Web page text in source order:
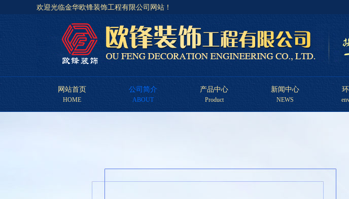
欢迎光临金华欧锋装饰工程有限公司网站！
网站首页
HOME
公司简介
ABOUT
产品中心
Product
新闻中心
NEWS